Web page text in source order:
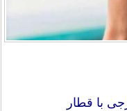
با قطار